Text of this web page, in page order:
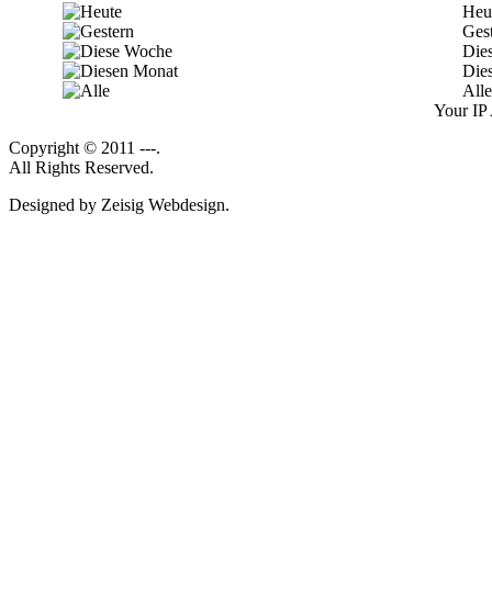
Alle
Your IP
Copyright © 2011 ---.
All Rights Reserved.
Designed by Zeisig Webdesign.